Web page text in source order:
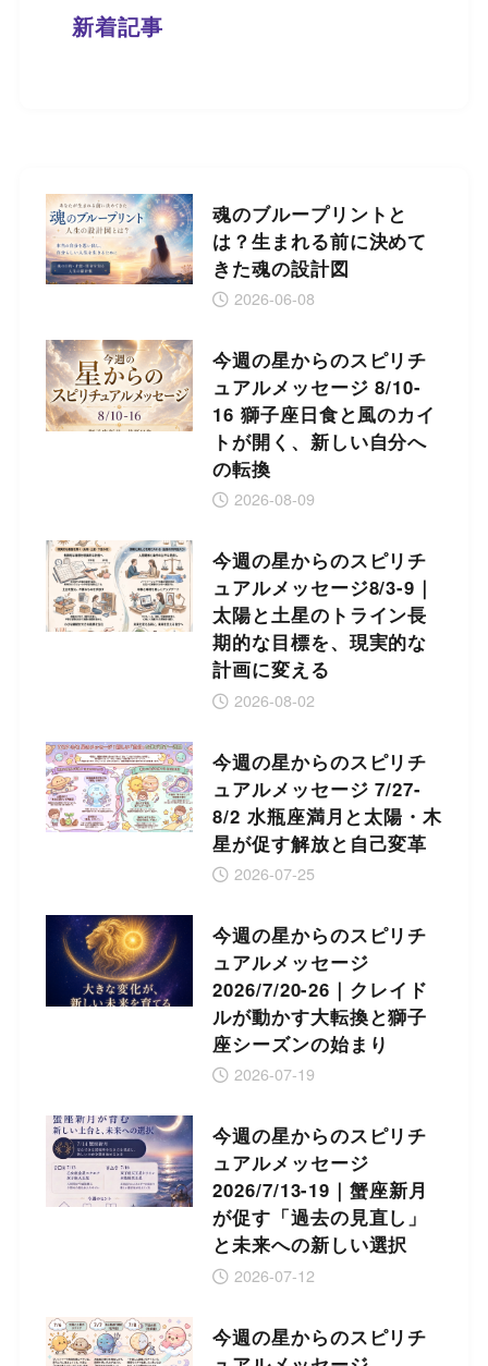
新着記事
魂のブループリントと
は？生まれる前に決めて
きた魂の設計図
2026-06-08
今週の星からのスピリチ
ュアルメッセージ 8/10-
16 獅子座日食と風のカイ
トが開く、新しい自分へ
の転換
2026-08-09
今週の星からのスピリチ
ュアルメッセージ8/3-9｜
太陽と土星のトライン長
期的な目標を、現実的な
計画に変える
2026-08-02
今週の星からのスピリチ
ュアルメッセージ 7/27-
8/2 水瓶座満月と太陽・木
星が促す解放と自己変革
2026-07-25
今週の星からのスピリチ
ュアルメッセージ
2026/7/20-26｜クレイド
ルが動かす大転換と獅子
座シーズンの始まり
2026-07-19
今週の星からのスピリチ
ュアルメッセージ
2026/7/13-19｜蟹座新月
が促す「過去の見直し」
と未来への新しい選択
2026-07-12
今週の星からのスピリチ